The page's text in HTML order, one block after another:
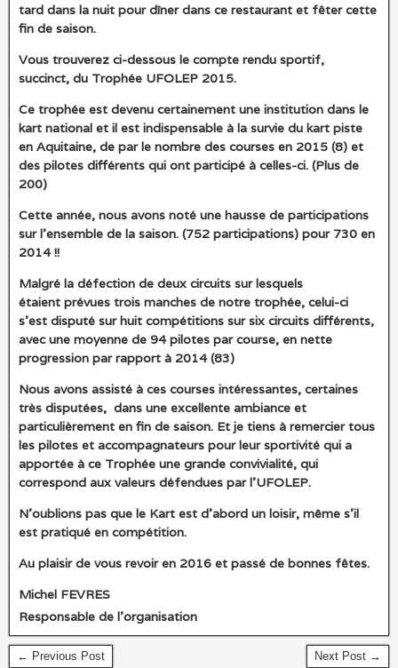
tard dans la nuit pour dîner dans ce restaurant et fêter cette
fin de saison.
Vous trouverez ci-dessous le compte rendu sportif,
succinct, du Trophée UFOLEP 2015.
Ce trophée est devenu certainement une institution dans le
kart national et il est indispensable à la survie du kart piste
en Aquitaine, de par le nombre des courses en 2015 (8) et
des pilotes différents qui ont participé à celles-ci. (Plus de
200)
Cette année, nous avons noté une hausse de participations
sur l’ensemble de la saison. (752 participations) pour 730 en
2014 !!
Malgré la défection de deux circuits sur lesquels
étaient prévues trois manches de notre trophée, celui-ci
s’est disputé sur huit compétitions sur six circuits différents,
avec une moyenne de 94 pilotes par course, en nette
progression par rapport à 2014 (83)
Nous avons assisté à ces courses intéressantes, certaines
très disputées, dans une excellente ambiance et
particulièrement en fin de saison. Et je tiens à remercier tous
les pilotes et accompagnateurs pour leur sportivité qui a
apportée à ce Trophée une grande convivialité, qui
correspond aux valeurs défendues par l’UFOLEP.
N’oublions pas que le Kart est d’abord un loisir, même s’il
est pratiqué en compétition.
Au plaisir de vous revoir en 2016 et passé de bonnes fêtes.
Michel FEVRES
Responsable de l’organisation
← Previous Post Next Post →